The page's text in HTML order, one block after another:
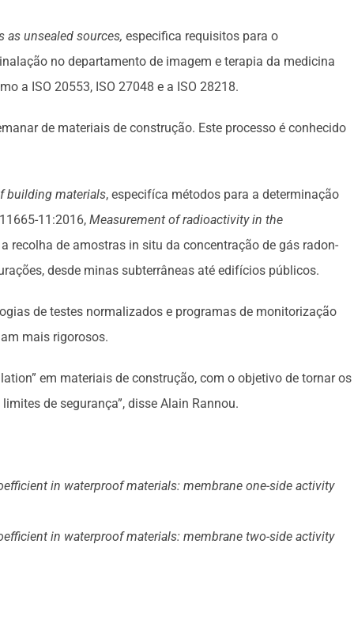
unsealed sources, especifica requisitos para o
no departamento de imagem e terapia da medicina
a ISO 20553, ISO 27048 e a ISO 28218.
de materiais de construção. Este processo é conhecido
building materials, especifíca métodos para a determinação
11:2016, Measurement of radioactivity in the
recolha de amostras in situ da concentração de gás radon-
desde minas subterrâneas até edifícios públicos.
de testes normalizados e programas de monitorização
mais rigorosos.
em materiais de construção, com o objetivo de tornar os
de segurança”, disse Alain Rannou.
in waterproof materials: membrane one-side activity
in waterproof materials: membrane two-side activity